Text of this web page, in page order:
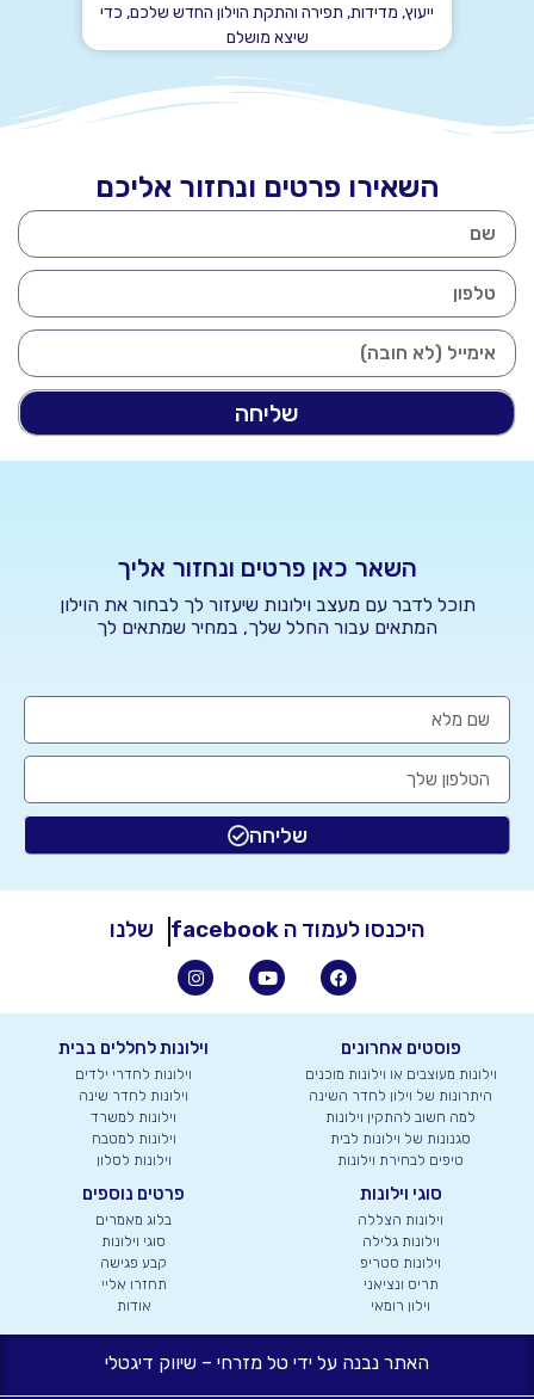
ייעוץ, מדידות, תפירה והתקת הוילון החדש שלכם, כדי
שיצא מושלם
השאירו פרטים ונחזור אליכם
שליחה
השאר כאן פרטים ונחזור אליך
תוכל לדבר עם מעצב וילונות שיעזור לך לבחור את הוילון
המתאים עבור החלל שלך, במחיר שמתאים לך
שליחה
היכנסו לעמוד ה facebook שלנו
פוסטים אחרונים
וילונות מעוצבים או וילונות מוכנים
היתרונות של וילון לחדר השינה
למה חשוב להתקין וילונות
סגנונות של וילונות לבית
טיפים לבחירת וילונות
וילונות לחללים בבית
וילונות לחדרי ילדים
וילונות לחדר שינה
וילונות למשרד
וילונות למטבח
וילונות לסלון
סוגי וילונות
וילונות הצללה
וילונות גלילה
וילונות סטריפ
תריס ונציאני
וילון רומאי
פרטים נוספים
בלוג מאמרים
סוגי וילונות
קבע פגישה
תחזרו אליי
אודות
האתר נבנה על ידי טל מזרחי – שיווק דיגטלי